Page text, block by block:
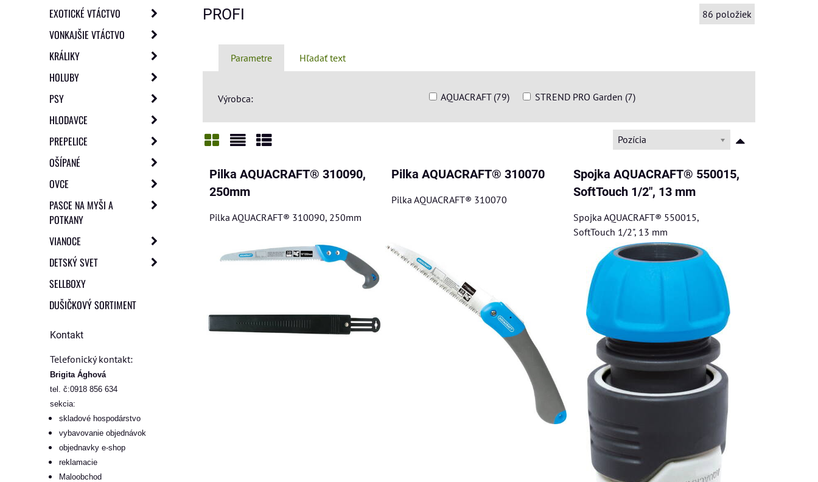
PROFI 86 položiek
Parametre Hľadať text
Výrobca: AQUACRAFT (79) STREND PRO Garden (7)
Pozícia
Pilka AQUACRAFT® 310090,
250mm
Pilka AQUACRAFT® 310090, 250mm
Pilka AQUACRAFT® 310070
Pilka AQUACRAFT® 310070
Spojka AQUACRAFT® 550015,
SoftTouch 1/2", 13 mm
Spojka AQUACRAFT® 550015,
SoftTouch 1/2", 13 mm
EXOTICKÉ VTÁCTVO
VONKAJŠIE VTÁCTVO
KRÁLIKY
HOLUBY
PSY
HLODAVCE
PREPELICE
OŠÍPANÉ
OVCE
PASCE NA MYŠI A
POTKANY
VIANOCE
DETSKÝ SVET
SELLBOXY
DUŠIČKOVÝ SORTIMENT
Kontakt
Telefonický kontakt:
Brigita Ághová
tel. č:0918 856 634
sekcia:
skladové hospodárstvo
vybavovanie objednávok
objednavky e-shop
reklamacie
Maloobchod